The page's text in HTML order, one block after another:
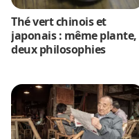
Thé vert chinois et
japonais : même plante,
deux philosophies